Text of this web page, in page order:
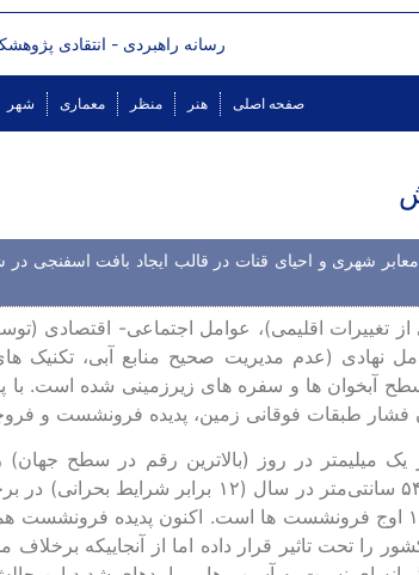
رسانه راهبردی - انتقادی
صفحه اصلی هنر منظر معماری شهر
شهری و احیای قنات ‌در قالب ایجاد بافت اسفنجی در
اقلیمی)، عوامل اجتماعی- اقتصادی
نهادی (عدم مدیریت صحیح منابع آبی، تکنیک
آبخوان ها و سفره های زیرزمینی شده است. با
طبقات فوقانی زمین، پدیده فرونشست و
۹۲ تا کنون به بیش از یک میلیمتر در روز (بالاترین رقم در
سازمان زمین ‌شناسی ایران از رکورد فرونشست ۵۴ سانتی‌متر در
دهد! طبق گفته کارشناسان سال ‌های ۱۴۰۰ تا ۱۴۰۵ اوج فرونشست ‌ها است. اکنون
را تحت تاثیر قرار داده اما از آنجاییكه